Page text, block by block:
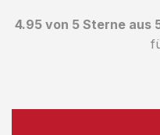
4.95 von 5 Sterne aus